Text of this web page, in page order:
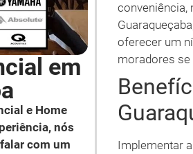
em
e Home
nós
com um
conveniência,
oferecer um
moradores
Implementar